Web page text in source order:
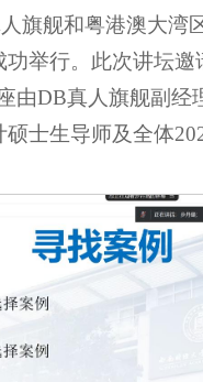
旗舰和粤港澳大
举行。此次讲坛
由DB真人旗舰副
士生导师及全体